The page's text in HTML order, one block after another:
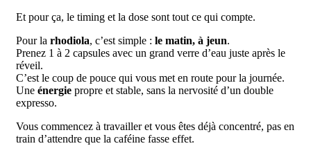
Et pour ça, le timing et la dose sont tout ce qui compte.
Pour la rhodiola, c’est simple : le matin, à jeun.
Prenez 1 à 2 capsules avec un grand verre d’eau juste après le
réveil.
C’est le coup de pouce qui vous met en route pour la journée.
Une énergie propre et stable, sans la nervosité d’un double
expresso.
Vous commencez à travailler et vous êtes déjà concentré, pas en
train d’attendre que la caféine fasse effet.